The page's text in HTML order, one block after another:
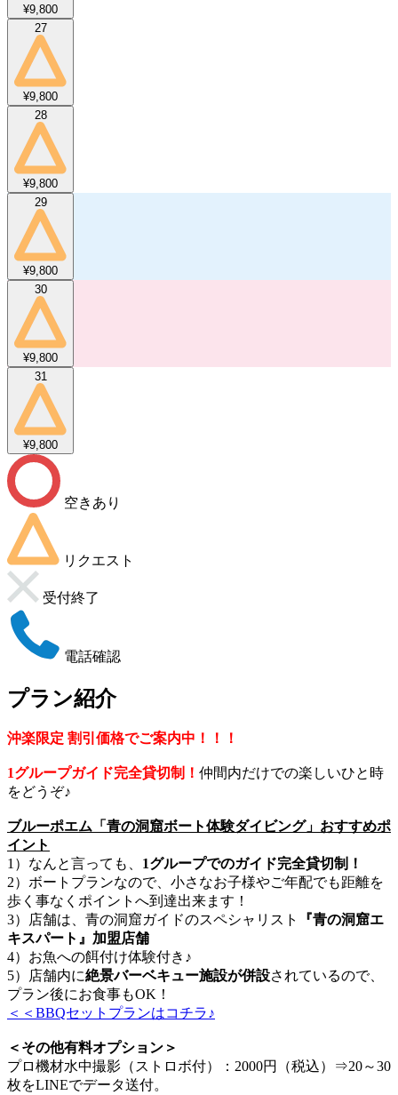
¥9,800
27
¥9,800
28
¥9,800
29
¥9,800
30
¥9,800
31
¥9,800
空きあり
リクエスト
受付終了
電話確認
プラン紹介
沖楽限定 割引価格でご案内中！！！
1グループガイド完全貸切制！ 仲間内だけでの楽しいひと時
をどうぞ♪
ブルーポエム「青の洞窟ボート体験ダイビング」おすすめポ
イント
1）なんと言っても、 1グループでのガイド完全貸切制！
2）ボートプランなので、小さなお子様やご年配でも距離を
歩く事なくポイントへ到達出来ます！
3）店舗は、青の洞窟ガイドのスペシャリスト
『青の洞窟エ
キスパート』加盟店舗
4）お魚への餌付け体験付き♪
5）店舗内に絶景バーベキュー施設が併設されているので、
プラン後にお食事もOK！
＜＜BBQセットプランはコチラ♪
＜その他有料オプション＞
プロ機材水中撮影（ストロボ付）：2000円（税込）⇒20～30
枚をLINEでデータ送付。